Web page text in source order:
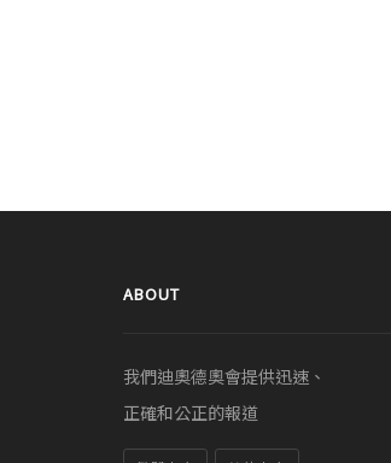
ABOUT
我們迪奧德奧會提供迅速、
正確和公正的報道